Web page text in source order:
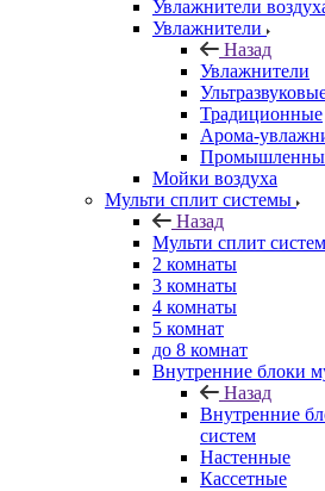
Увлажнители
Увлажнители
Назад
Увлажнители
Традиционные
Арома-
Мойки воздуха
Мульти сплит системы
Назад
Мульти сплит
2 комнаты
3 комнаты
4 комнаты
5 комнат
до 8 комнат
Внутренние блоки
Назад
Внутренние
систем
Настенные
Кассетные